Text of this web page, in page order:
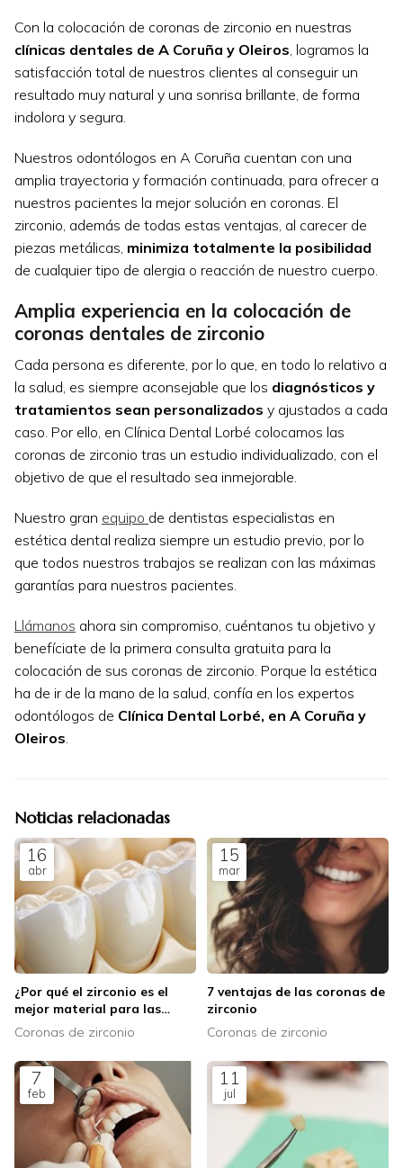
Con la colocación de coronas de zirconio en nuestras
clínicas dentales de A Coruña y Oleiros , logramos la
satisfacción total de nuestros clientes al conseguir un
resultado muy natural y una sonrisa brillante, de forma
indolora y segura.
Nuestros odontólogos en A Coruña cuentan con una
amplia trayectoria y formación continuada, para ofrecer a
nuestros pacientes la mejor solución en coronas. El
zirconio, además de todas estas ventajas, al carecer de
piezas metálicas, minimiza totalmente la posibilidad
de cualquier tipo de alergia o reacción de nuestro cuerpo.
Amplia experiencia en la colocación de
coronas dentales de zirconio
Cada persona es diferente, por lo que, en todo lo relativo a
la salud, es siempre aconsejable que los diagnósticos y
tratamientos sean personalizados y ajustados a cada
caso. Por ello, en Clínica Dental Lorbé colocamos las
coronas de zirconio tras un estudio individualizado, con el
objetivo de que el resultado sea inmejorable.
Nuestro gran equipo de dentistas especialistas en
estética dental realiza siempre un estudio previo, por lo
que todos nuestros trabajos se realizan con las máximas
garantías para nuestros pacientes.
Llámanos ahora sin compromiso, cuéntanos tu objetivo y
benefíciate de la primera consulta gratuita para la
colocación de sus coronas de zirconio. Porque la estética
ha de ir de la mano de la salud, confía en los expertos
odontólogos de Clínica Dental Lorbé, en A Coruña y
Oleiros
Noticias relacionadas
16
abr
¿Por qué el zirconio es el
mejor material para las
coronas dentales?
Coronas de zirconio
15
mar
7 ventajas de las coronas de
zirconio
Coronas de zirconio
7
feb
11
jul